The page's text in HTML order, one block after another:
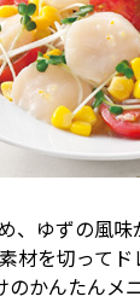
、ゆずの風
材を切って
のかんたんメ